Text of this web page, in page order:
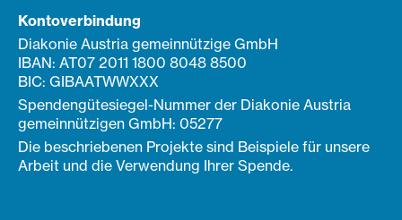
Kontoverbindung
Diakonie Austria gemeinnützige GmbH
IBAN: AT07 2011 1800 8048 8500
BIC: GIBAATWWXXX
Spendengütesiegel-Nummer der Diakonie Austria
gemeinnützigen GmbH: 05277
Die beschriebenen Projekte sind Beispiele für unsere
Arbeit und die Verwendung Ihrer Spende.